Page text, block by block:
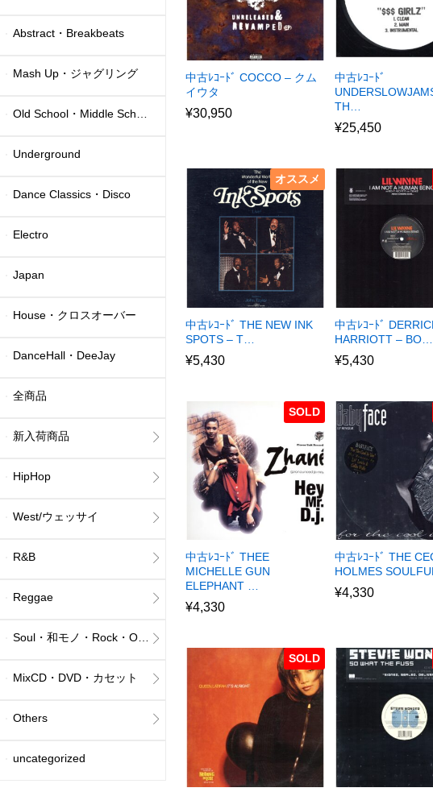
中古ﾚｺｰﾄﾞ COCCO – クム
イウタ
¥30,950
中古ﾚｺｰﾄﾞ
TH…
¥25,450
オススメ
中古ﾚｺｰﾄﾞ THE NEW INK
SPOTS – T…
¥5,430
中古ﾚｺｰﾄﾞ
HARRIOTT – BO…
¥5,430
SOLD
中古ﾚｺｰﾄﾞ THEE
MICHELLE GUN
ELEPHANT …
¥4,330
中古ﾚｺｰﾄﾞ THE
HOLMES
¥4,330
SOLD
Abstract・Breakbeats
Mash Up・ジャグリング
Old School・Middle School
Underground
Dance Classics・Disco
Electro
Japan
House・クロスオーバー
DanceHall・DeeJay
全商品
新入荷商品
HipHop
West/ウェッサイ
R&B
Reggae
Soul・和モノ・Rock・Others
MixCD・DVD・カセット
Others
uncategorized